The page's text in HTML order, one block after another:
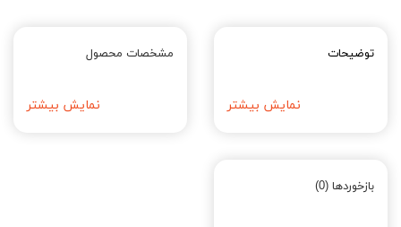
توضیحات
نمایش بیشتر
مشخصات محصول
نمایش بیشتر
بازخوردها (0)